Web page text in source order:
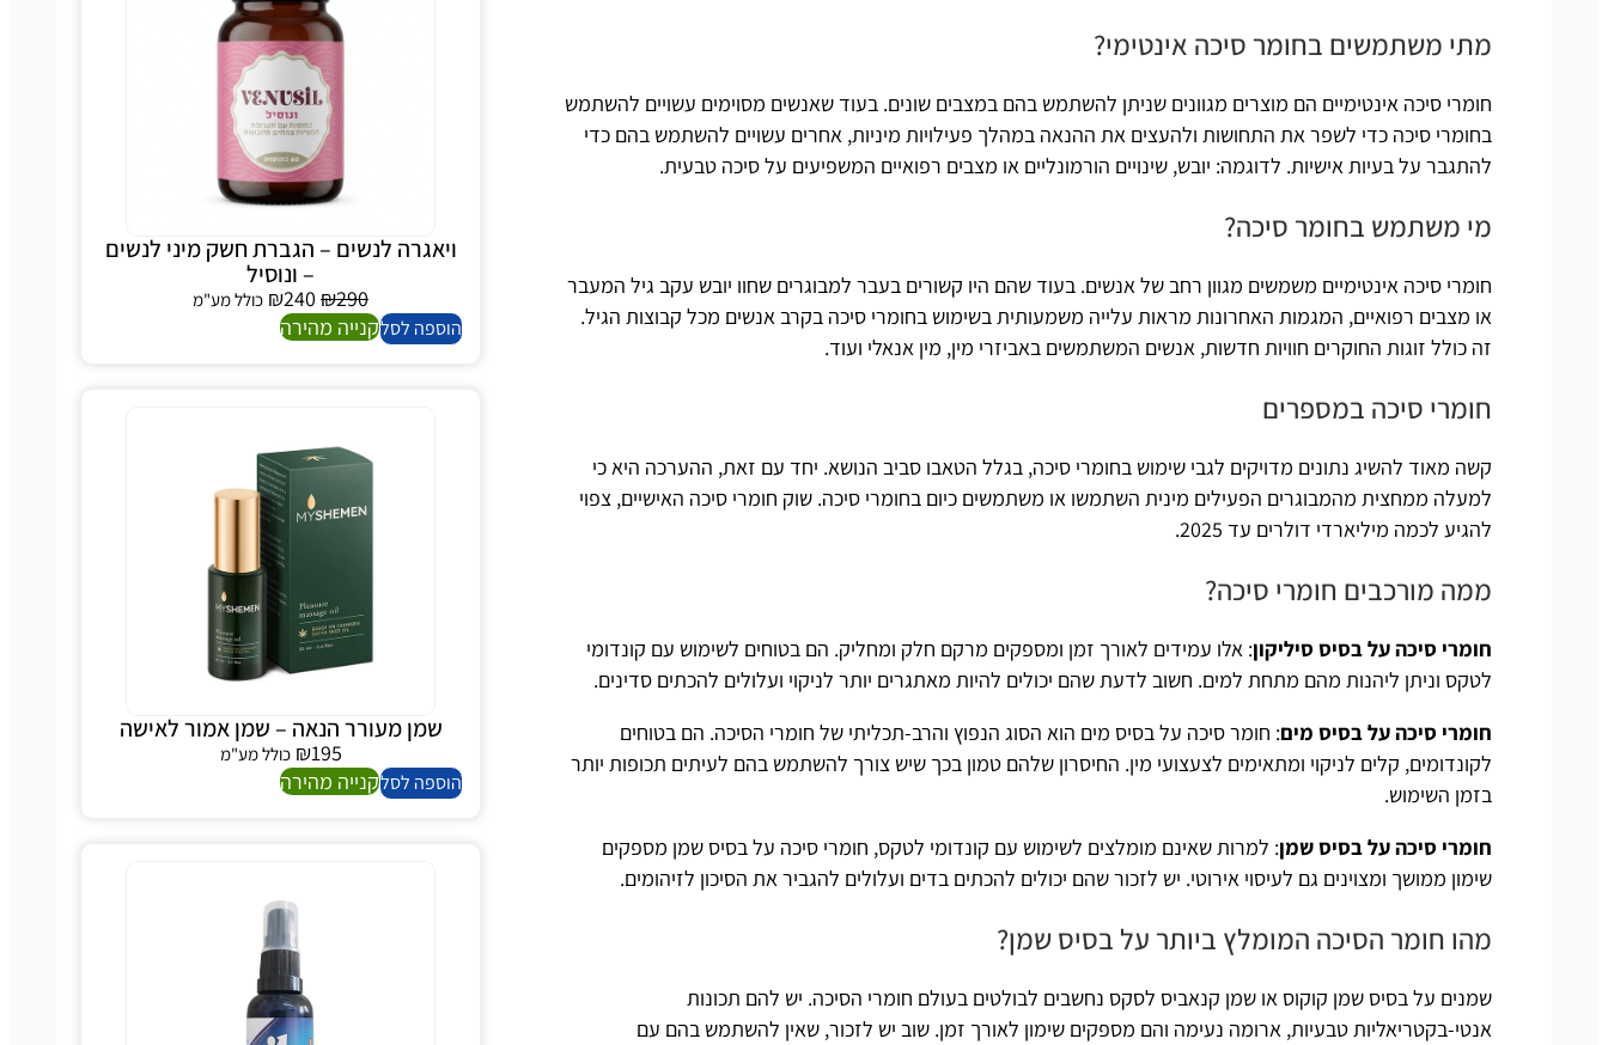
מתי משתמשים בחומר סיכה אינטימי?
חומרי סיכה אינטימיים הם מוצרים מגוונים שניתן להשתמש בהם במצבים שונים. בעוד שאנשים מסוימים עשויים להשתמש
בחומרי סיכה כדי לשפר את התחושות ולהעצים את ההנאה במהלך פעילויות מיניות, אחרים עשויים להשתמש בהם כדי
להתגבר על בעיות אישיות. לדוגמה: יובש, שינויים הורמונליים או מצבים רפואיים המשפיעים על סיכה טבעית.
מי משתמש בחומר סיכה?
חומרי סיכה אינטימיים משמשים מגוון רחב של אנשים. בעוד שהם היו קשורים בעבר למבוגרים שחוו יובש עקב גיל המעבר
או מצבים רפואיים, המגמות האחרונות מראות עלייה משמעותית בשימוש בחומרי סיכה בקרב אנשים מכל קבוצות הגיל.
זה כולל זוגות החוקרים חוויות חדשות, אנשים המשתמשים באביזרי מין, מין אנאלי ועוד.
חומרי סיכה במספרים
קשה מאוד להשיג נתונים מדויקים לגבי שימוש בחומרי סיכה, בגלל הטאבו סביב הנושא. יחד עם זאת, ההערכה היא כי
למעלה ממחצית מהמבוגרים הפעילים מינית השתמשו או משתמשים כיום בחומרי סיכה. שוק חומרי סיכה האישיים, צפוי
להגיע לכמה מיליארדי דולרים עד 2025.
ממה מורכבים חומרי סיכה?
חומרי סיכה על בסיס סיליקון: אלו עמידים לאורך זמן ומספקים מרקם חלק ומחליק. הם בטוחים לשימוש עם קונדומי
לטקס וניתן ליהנות מהם מתחת למים. חשוב לדעת שהם יכולים להיות מאתגרים יותר לניקוי ועלולים להכתים סדינים.
חומרי סיכה על בסיס מים: חומר סיכה על בסיס מים הוא הסוג הנפוץ והרב-תכליתי של חומרי הסיכה. הם בטוחים
לקונדומים, קלים לניקוי ומתאימים לצעצועי מין. החיסרון שלהם טמון בכך שיש צורך להשתמש בהם לעיתים תכופות יותר
בזמן השימוש.
חומרי סיכה על בסיס שמן: למרות שאינם מומלצים לשימוש עם קונדומי לטקס, חומרי סיכה על בסיס שמן מספקים
שימון ממושך ומצוינים גם לעיסוי אירוטי. יש לזכור שהם יכולים להכתים בדים ועלולים להגביר את הסיכון לזיהומים.
מהו חומר הסיכה המומלץ ביותר על בסיס שמן?
שמנים על בסיס שמן קוקוס או שמן קנאביס לסקס נחשבים לבולטים בעולם חומרי הסיכה. יש להם תכונות
אנטי-בקטריאליות טבעיות, ארומה נעימה והם מספקים שימון לאורך זמן. שוב יש לזכור, שאין להשתמש בהם עם
ויאגרה לנשים – הגברת חשק מיני לנשים
– ונוסיל
₪290
₪240 כולל מע"מ
הוספה לסלקנייה מהירה
שמן מעורר הנאה – שמן אמור לאישה
₪195 כולל מע"מ
הוספה לסלקנייה מהירה